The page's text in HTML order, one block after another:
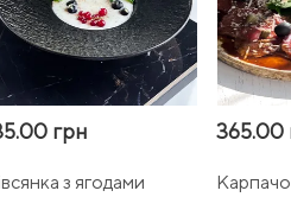
грн
з ягодами
365.00